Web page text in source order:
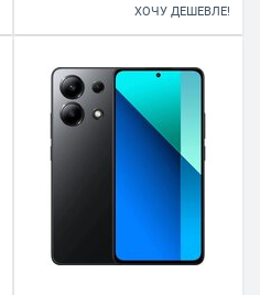
ХОЧУ ДЕШЕВЛЕ!